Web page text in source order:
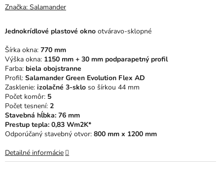
Jednokrídlové plastové okno otváravo-sklopné
Šírka okna: 770 mm
Výška okna: 1150 mm + 30 mm podparapetný profil
Farba: biela obojstranne
Profil: Salamander Green Evolution Flex AD
Zasklenie: izolačné 3-sklo so šírkou 44 mm
Počet komôr: 5
Počet tesnení: 2
Stavebná hĺbka: 76 mm
Prestup tepla: 0,83 Wm2K*
Odporúčaný stavebný otvor: 800 mm x 1200 mm
Detailné informácie
produktu
z
hviezdičiek.
Značka: Salamander